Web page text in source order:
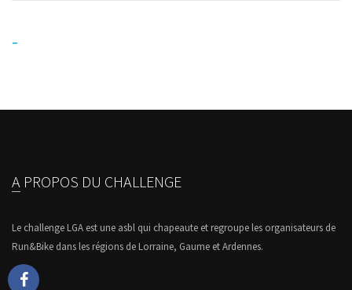
-
A PROPOS DU CHALLENGE
Le challenge LGA est une asbl qui chapeaute et regroupe les organisateurs de
Run&Bike dans les régions de Lorraine, Gaume et Ardennes.